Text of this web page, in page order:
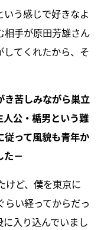
う感じで好きなよ
相手が原田芳雄さん
てくれたから、そ
き苦しみながら巣立
人公・楯男という難
って風貌も青年か
た－
けど、僕を東京に
い経ってからだっ
入り込んでいまし